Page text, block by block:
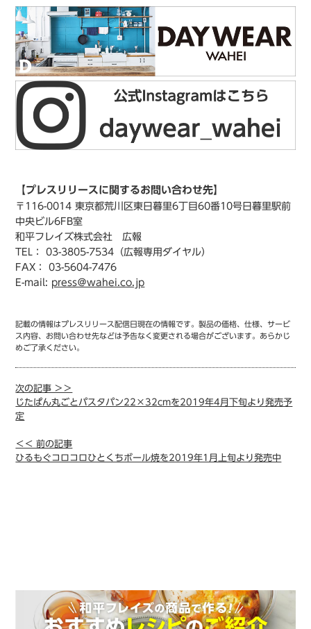
【プレスリリースに関するお問い合わせ先】
〒116-0014 東京都荒川区東日暮里6丁目60番10号日暮里駅前
中央ビル6FB室
和平フレイズ株式会社 広報
TEL： 03-3805-7534（広報専用ダイヤル）
FAX： 03-5604-7476
E-mail: press＠wahei.co.jp
記載の情報はプレスリリース配信日現在の情報です。製品の価格、仕様、サービ
ス内容、お問い合わせ先などは予告なく変更される場合がございます。あらかじ
めご了承ください。
次の記事 ＞＞
じたぱん丸ごとパスタパン22×32cmを2019年4月下旬より発売予
定
＜＜ 前の記事
ひるもぐコロコロひとくちボール焼を2019年1月上旬より発売中